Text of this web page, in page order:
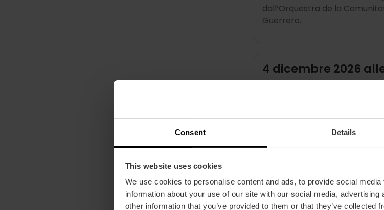
Consent Details
This website uses cookies
We use cookies to personalise content and ads, to provide social
information about your use of our site with our social media,
other information that you’ve provided to them or that they’ve
dall’Orquestra de la
Guerrero.
4 dicembre 2026
Olga Pericet, vincitrice del
Kader Attou, icona dell’hip-
cui si esibisce un quartetto
contemporanea.